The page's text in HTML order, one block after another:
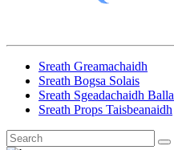
Sreath Greamachaidh
Sreath Bogsa Solais
Sreath Sgeadachaidh Balla
Sreath Props Taisbeanaidh